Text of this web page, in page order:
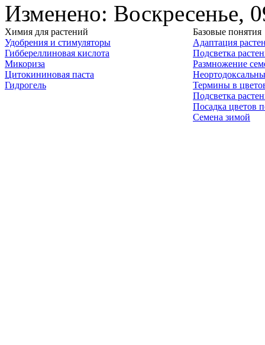
Изменено: Воскресенье,
Химия для растений
Удобрения и стимуляторы
Гиббереллиновая кислота
Микориза
Цитокининовая паста
Гидрогель
Базовые понятия
Адаптация
Подсветка
Размножение
Термины в
Подсветка
Посадка цветов
Семена зимой